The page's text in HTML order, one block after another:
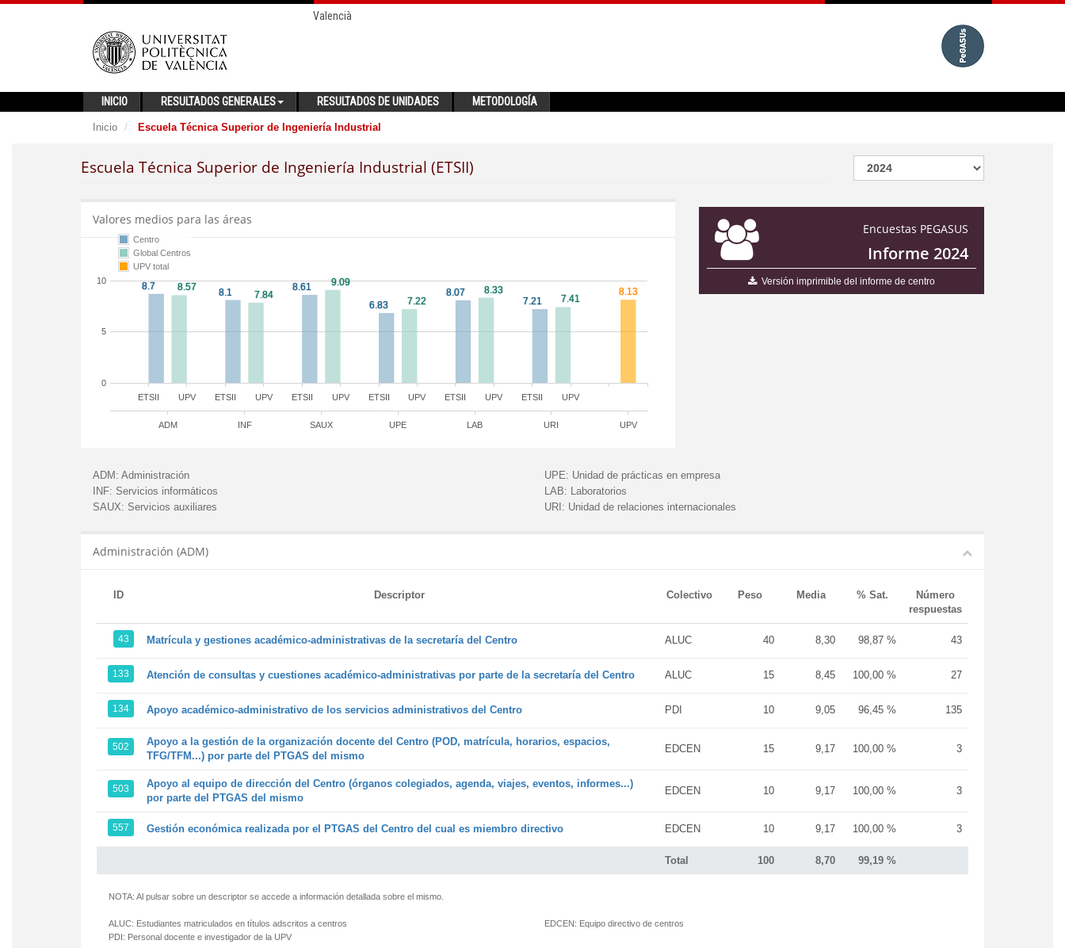
Valencià
INICIO RESULTADOS GENERALES RESULTADOS DE UNIDADES METODOLOGÍA
Inicio Escuela Técnica Superior de Ingeniería Industrial
Escuela Técnica Superior de Ingeniería Industrial (ETSII)
Encuestas PEGASUS
Informe 2024
Versión imprimible del informe de centro
Valores medios para las áreas
ETSII ETSII ETSII ETSII ETSII ETSII
UPV UPV UPV UPV UPV UPV
ADM INF SAUX UPE LAB URI UPV
0
5
10
Centro
Global Centros
UPV total
ADM: Administración
INF: Servicios informáticos
SAUX: Servicios auxiliares
UPE: Unidad de prácticas en empresa
LAB: Laboratorios
URI: Unidad de relaciones internacionales
Administración (ADM)
ID Descriptor Colectivo Peso Media % Sat.
Número
respuestas
Total 100 8,70 99,19 %
43 Matrícula y gestiones académico-administrativas de la secretaría del Centro ALUC 40 8,30 98,87 % 43
133 Atención de consultas y cuestiones académico-administrativas por parte de la secretaría del Centro ALUC 15 8,45 100,00 % 27
134 Apoyo académico-administrativo de los servicios administrativos del Centro PDI 10 9,05 96,45 % 135
502
Apoyo a la gestión de la organización docente del Centro (POD, matrícula, horarios, espacios,
TFG/TFM...) por parte del PTGAS del mismo
EDCEN 15 9,17 100,00 % 3
503
Apoyo al equipo de dirección del Centro (órganos colegiados, agenda, viajes, eventos, informes...)
por parte del PTGAS del mismo
EDCEN 10 9,17 100,00 % 3
557 Gestión económica realizada por el PTGAS del Centro del cual es miembro directivo EDCEN 10 9,17 100,00 % 3
NOTA: Al pulsar sobre un descriptor se accede a información detallada sobre el mismo.
ALUC: Estudiantes matriculados en títulos adscritos a centros
PDI: Personal docente e investigador de la UPV
EDCEN: Equipo directivo de centros